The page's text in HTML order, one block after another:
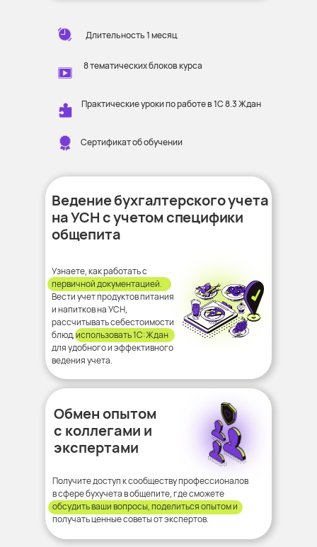
Длительность 1 месяц
8 тематических блоков курса
Практические уроки по работе в 1С 8.3 Ждан
Сертификат об обучении
Ведение бухгалтерского учета
на УСН с учетом специфики
общепита
Обмен опытом
с коллегами и
экспертами
Получите доступ к сообществу профессионалов
в сфере бухучета в общепите, где сможете
обсудить ваши вопросы, поделиться опытом и
получать ценные советы от экспертов.
Узнаете, как работать с
первичной документацией.
Вести учет продуктов питания
и напитков на УСН,
рассчитывать себестоимости
блюд, использовать 1С:Ждан
для удобного и эффективного
ведения учета.